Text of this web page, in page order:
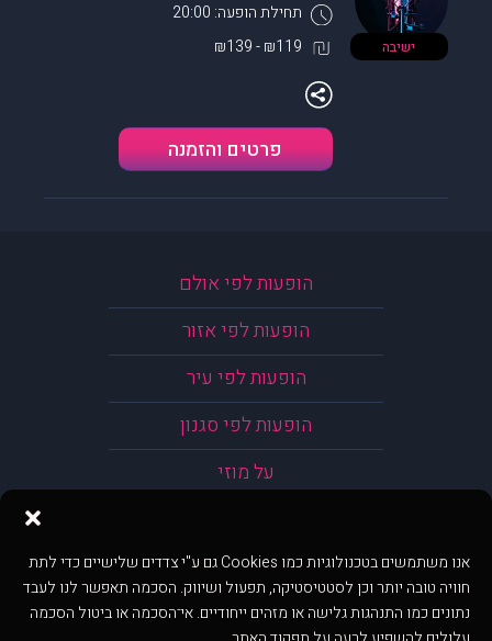
אנו משתמשים בטכנולוגיות כמו Cookies גם ע"י צדדים שלישיים כדי לתת
חוויה טובה יותר וכן לסטטיסטיקה, תפעול ושיווק. הסכמה תאפשר לנו לעבד
נתונים כמו התנהגות גלישה או מזהים ייחודיים. אי־הסכמה או ביטול הסכמה
ישיבה
תחילת הופעה: 20:00
₪119 - ₪139
פרטים והזמנה
הופעות לפי אולם
הופעות לפי אזור
הופעות לפי עיר
הופעות לפי סגנון
על מוזי